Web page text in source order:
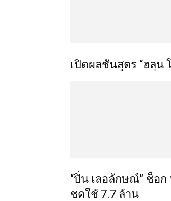
เปิดผลชันสูตร “ฮลุน
“ปิ่น เลอลักษณ์” ช็อ
ชดใช้ 7.7 ล้าน